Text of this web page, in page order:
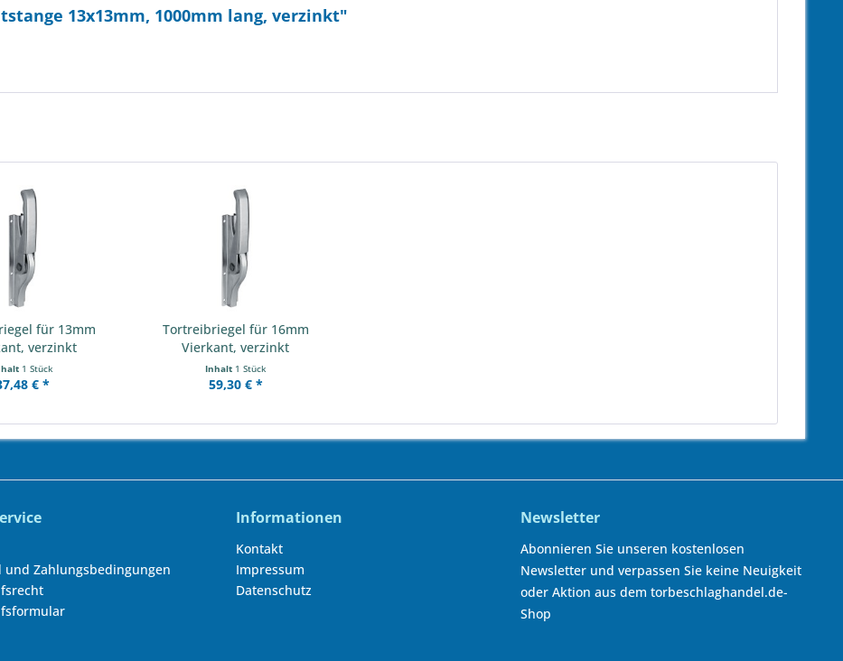
13x13mm, 1000mm lang, verzinkt"
für 13mm
verzinkt
1 Stück
€ *
Tortreibriegel für 16mm
Vierkant, verzinkt
Inhalt 1 Stück
59,30 € *
und Zahlungsbedingungen
Informationen
Kontakt
Impressum
Datenschutz
Newsletter
Abonnieren Sie unseren kostenlosen
Newsletter und verpassen Sie keine Neuigkeit
oder Aktion aus dem torbeschlaghandel.de-
Shop